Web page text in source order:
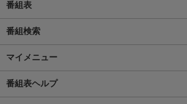
番組表
番組検索
マイメニュー
番組表ヘルプ